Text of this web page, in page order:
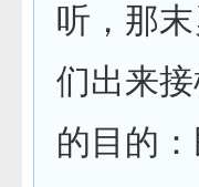
听，那
们出来
的目的